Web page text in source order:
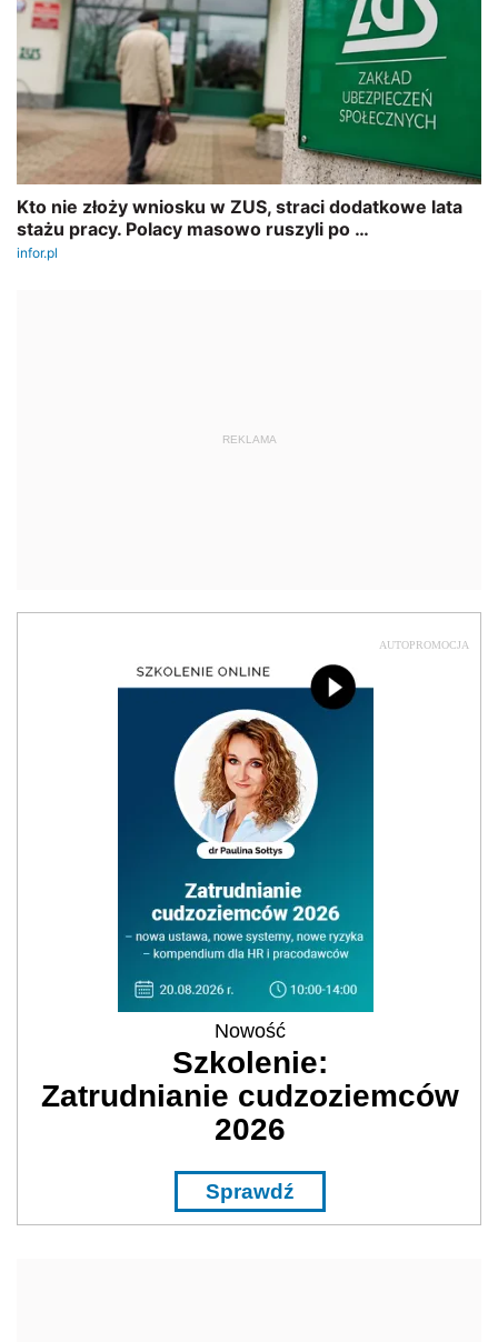
REKLAMA
AUTOPROMOCJA
Nowość
Szkolenie:
Zatrudnianie cudzoziemców
2026
Sprawdź